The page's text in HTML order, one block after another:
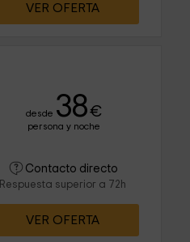
VER OFERTA
desde 38€
persona y noche
Contacto directo
Respuesta superior a 72h
VER OFERTA